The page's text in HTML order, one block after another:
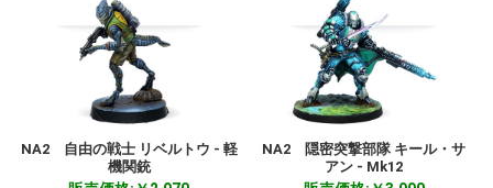
NA2 自由の戦士 リベルトウ - 軽
機関銃
NA2 隠密突撃部隊 キール・サ
アン - Mk12